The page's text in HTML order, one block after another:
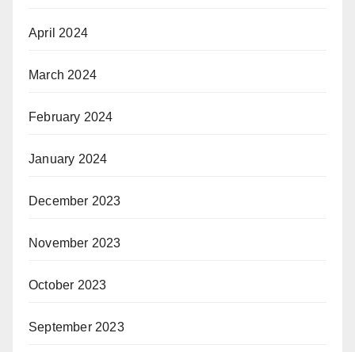
April 2024
March 2024
February 2024
January 2024
December 2023
November 2023
October 2023
September 2023